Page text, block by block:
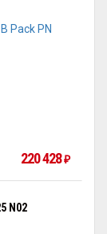
220 428₽
N02